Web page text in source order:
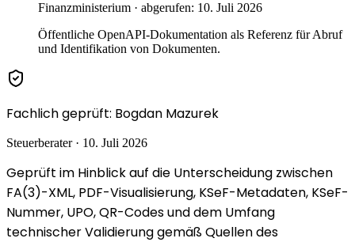
Finanzministerium · abgerufen: 10. Juli 2026
Öffentliche OpenAPI-Dokumentation als Referenz für Abruf
und Identifikation von Dokumenten.
Fachlich geprüft: Bogdan Mazurek
Steuerberater· 10. Juli 2026
Geprüft im Hinblick auf die Unterscheidung zwischen
FA(3)-XML, PDF-Visualisierung, KSeF-Metadaten, KSeF-
Nummer, UPO, QR-Codes und dem Umfang
technischer Validierung gemäß Quellen des